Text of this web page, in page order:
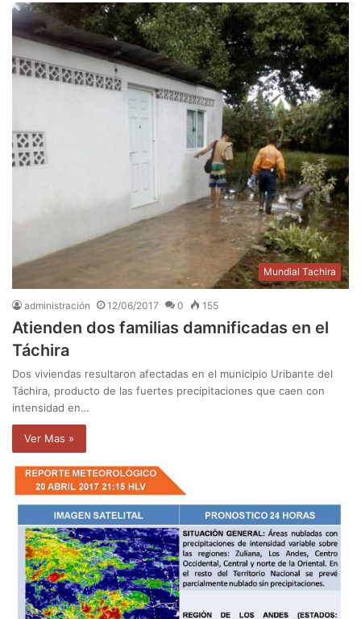
Mundial Tachira
administración 12/06/2017 0 155
Atienden dos familias damnificadas en el
Táchira
Dos viviendas resultaron afectadas en el municipio Uribante del
Táchira, producto de las fuertes precipitaciones que caen con
intensidad en…
Ver Mas »